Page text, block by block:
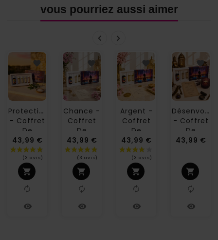
vous pourriez aussi aimer
P
Rotection
- Coffret
De
Parfums
Brume
D'Aura
43,99 €
Prix
Chance -
Coffret
De
Parfums
Brume
D'Aura
43,99 €
Prix
Argent -
Coffret
De
Parfums
Brume
D'Aura
43,99 €
Prix
D
- Coffret
De
Parfums
43,99 €